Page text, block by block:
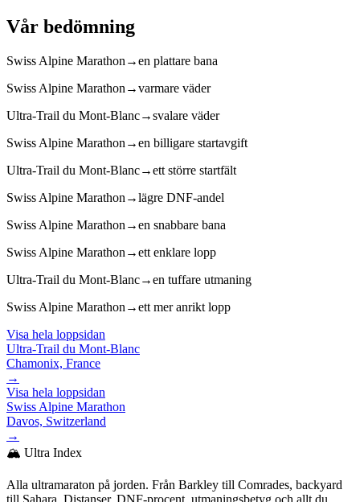
Vår bedömning
Swiss Alpine Marathon →en plattare bana
Swiss Alpine Marathon →varmare väder
Ultra-Trail du Mont-Blanc→svalare väder
Swiss Alpine Marathon →en billigare startavgift
Ultra-Trail du Mont-Blanc→ett större startfält
Swiss Alpine Marathon →lägre DNF-andel
Swiss Alpine Marathon →en snabbare bana
Swiss Alpine Marathon →ett enklare lopp
Ultra-Trail du Mont-Blanc→en tuffare utmaning
Swiss Alpine Marathon →ett mer anrikt lopp
Visa hela loppsidan
Ultra-Trail du Mont-Blanc
Chamonix, France
→
Visa hela loppsidan
Swiss Alpine Marathon
Davos, Switzerland
→
🏔️ Ultra Index
Alla ultramaraton på jorden. Från Barkley till Comrades, backyard
till Sahara. Distanser, DNF-procent, utmaningsbetyg och allt du